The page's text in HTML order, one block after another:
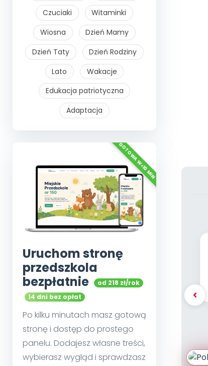
Czuciaki
Witaminki
Wiosna
Dzień Mamy
Dzień Taty
Dzień Rodziny
Lato
Wakacje
Edukacja patriotyczna
Adaptacja
Uruchom stronę
przedszkola
bezpłatnie
od 218 zł/rok
14 dni bez opłat
Po kilku minutach masz gotową
stronę i dostęp do prostego
panelu. Dodajesz własne treści,
wybierasz wygląd i sprawdzasz